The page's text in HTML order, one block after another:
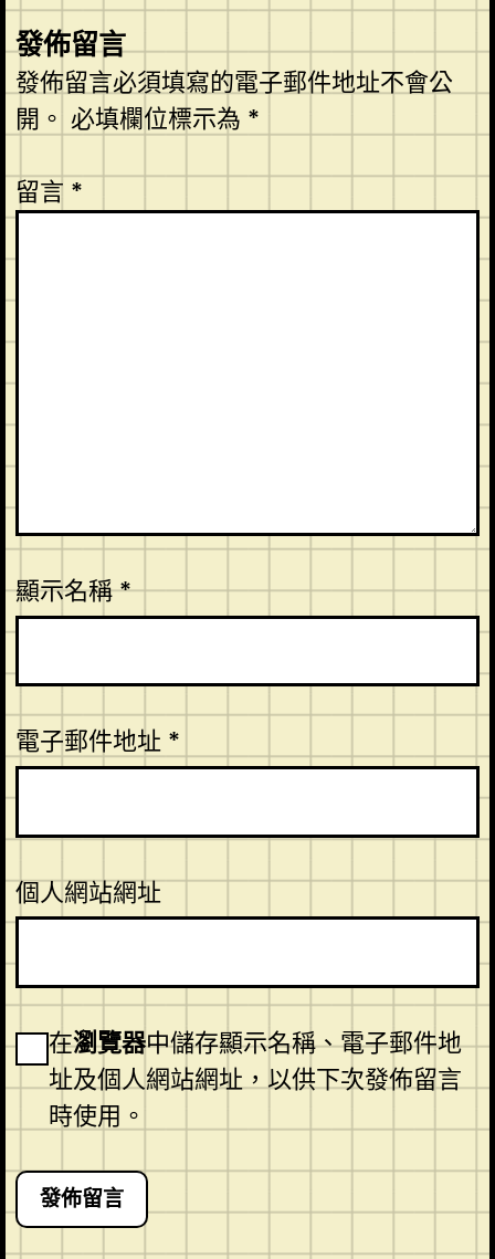
發佈留言
發佈留言必須填寫的電子郵件地址不會公
開。 必填欄位標示為 *
留言 *
顯示名稱*
電子郵件地址 *
個人網站網址
在瀏覽器中儲存顯示名稱、電子郵件地
址及個人網站網址，以供下次發佈留言
時使用。